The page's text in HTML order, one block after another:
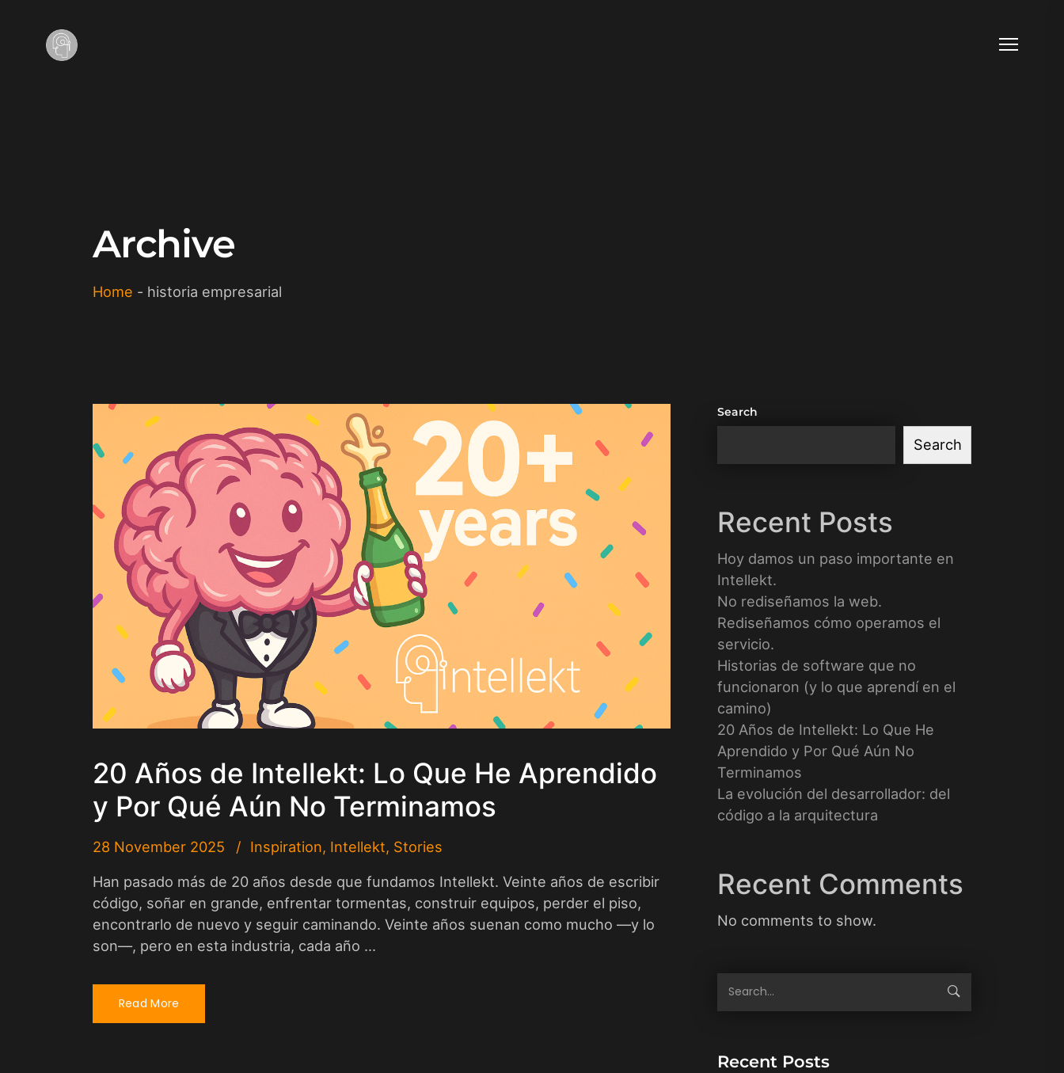
Archive
Home - historia empresarial
20 Años de Intellekt: Lo Que He Aprendido
y Por Qué Aún No Terminamos
28 November 2025 Inspiration, Intellekt, Stories
Han pasado más de 20 años desde que fundamos Intellekt. Veinte años de escribir
código, soñar en grande, enfrentar tormentas, construir equipos, perder el piso,
encontrarlo de nuevo y seguir caminando. Veinte años suenan como mucho —y lo
son—, pero en esta industria, cada año ...
Read More
Search
Search
Recent Posts
Hoy damos un paso importante en
Intellekt.
No rediseñamos la web.
Rediseñamos cómo operamos el
servicio.
Historias de software que no
funcionaron (y lo que aprendí en el
camino)
20 Años de Intellekt: Lo Que He
Aprendido y Por Qué Aún No
Terminamos
La evolución del desarrollador: del
código a la arquitectura
Recent Comments
No comments to show.
Recent Posts